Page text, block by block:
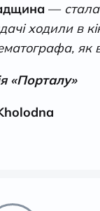
—
ходили в
як
«Порталу»